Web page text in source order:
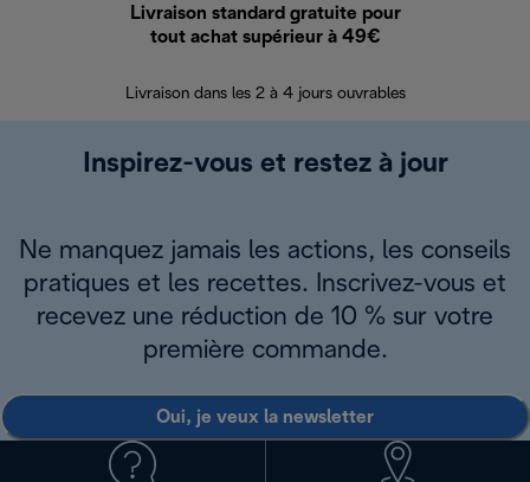
Livraison standard gratuite pour
tout achat supérieur à 49€
Livraison dans les 2 à 4 jours ouvrables
Inspirez-vous et restez à jour
Ne manquez jamais les actions, les conseils
pratiques et les recettes. Inscrivez-vous et
recevez une réduction de 10 % sur votre
première commande.
Oui, je veux la newsletter